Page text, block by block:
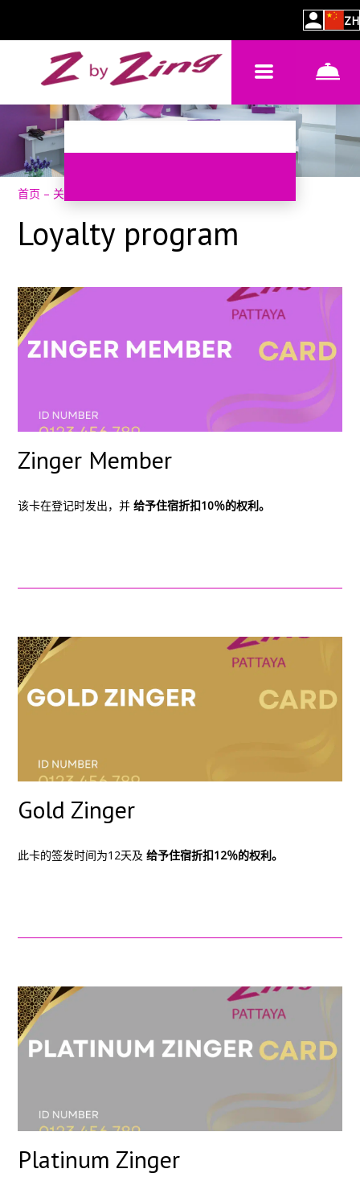
ZH
首页 – 关于酒店
Loyalty program
Zinger Member
该卡在登记时发出，并给予住宿折扣10％的权利。
Gold Zinger
此卡的签发时间为12天及给予住宿折扣12％的权利。
Platinum Zinger